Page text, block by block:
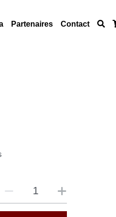
Partenaires Contact